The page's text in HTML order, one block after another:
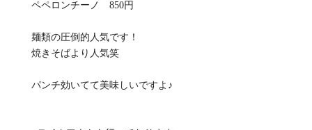
ペペロンチーノ 850円
麺類の圧倒的人気です！
焼きそばより人気笑
パンチ効いてて美味しいですよ♪